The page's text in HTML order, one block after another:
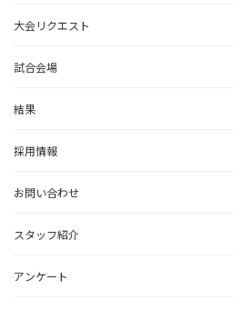
大会リクエスト
試合会場
結果
採用情報
お問い合わせ
スタッフ紹介
アンケート